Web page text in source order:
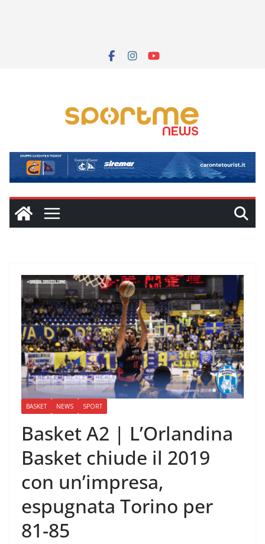
BASKET NEWS SPORT
Basket A2 | L’Orlandina
Basket chiude il 2019
con un’impresa,
espugnata Torino per
81-85